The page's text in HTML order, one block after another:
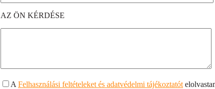
AZ ÖN KÉRDÉSE
A Felhasználási feltételeket és adatvédelmi tájékoztatót